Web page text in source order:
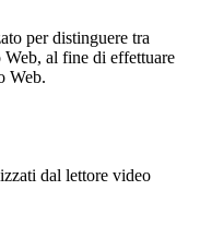
per distinguere tra
al fine di effettuare
Web.
dal lettore video